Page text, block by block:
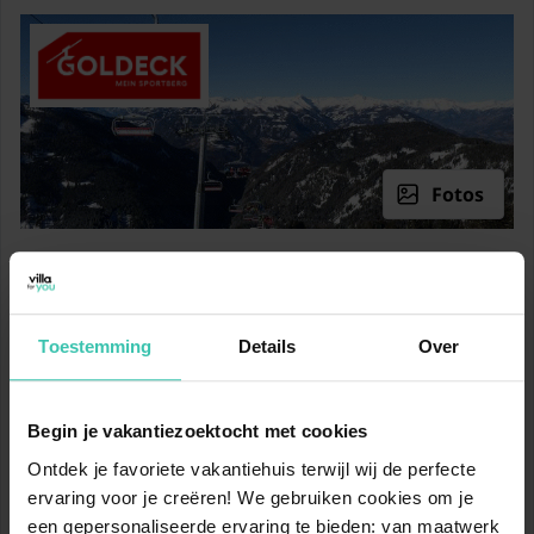
Toestemming Details Over
Begin je vakantiezoektocht met cookies
Ontdek je favoriete vakantiehuis terwijl wij de perfecte
ervaring voor je creëren! We gebruiken cookies om je
een gepersonaliseerde ervaring te bieden: van maatwerk
Toilette
In der 1. Etage
2x Schlafzimmer Doppelbett
Schlafzimmer Doppelschlafcouch
Badezimmer
Badewanne
Infrarotsauna
Keller
Wirtschaftsraum
Abstellraum
Doppelschlafcouch
Fotos
Goldeck
547 m - 2142 m
Skilifte
1
Gondelbahnen Sesselbahnen
2
Schlepplifte